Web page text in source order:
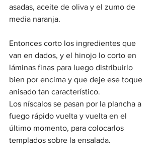
asadas, aceite de oliva y el zumo de
media naranja.
Entonces corto los ingredientes que
van en dados, y el hinojo lo corto en
láminas finas para luego distribuirlo
bien por encima y que deje ese toque
anisado tan característico.
Los níscalos se pasan por la plancha a
fuego rápido vuelta y vuelta en el
último momento, para colocarlos
templados sobre la ensalada.